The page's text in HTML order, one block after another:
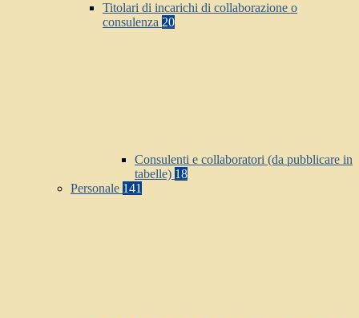
Titolari di incarichi di collaborazione o
consulenza 20
Consulenti e collaboratori (da pubblicare in
tabelle) 18
Personale 141